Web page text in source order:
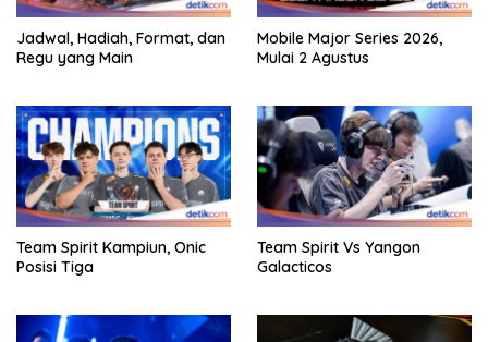
Jadwal, Hadiah, Format, dan
Regu yang Main
Mobile Major Series 2026,
Mulai 2 Agustus
Team Spirit Kampiun, Onic
Posisi Tiga
Team Spirit Vs Yangon
Galacticos